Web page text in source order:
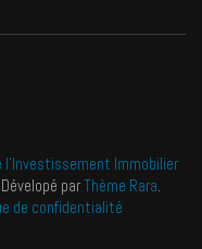
Immobilier
parThème Rara.
de confidentialité